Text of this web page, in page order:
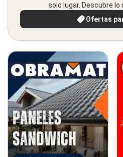
solo lugar. Descubre lo
Ofertas